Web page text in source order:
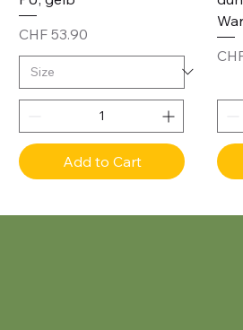
Price
CHF 53.90
Add to Cart